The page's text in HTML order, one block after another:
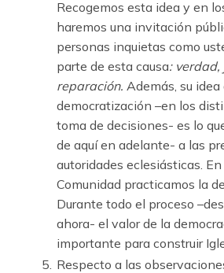
Recogemos esta idea y en
haremos una invitación
personas inquietas como
parte de esta causa:
reparación. Además, su idea
democratización –en los
toma de decisiones- es lo
de aquí en adelante- a las
autoridades eclesiásticas.
Comunidad practicamos la
Durante todo el proceso
ahora- el valor de la
importante para construir
Respecto a las